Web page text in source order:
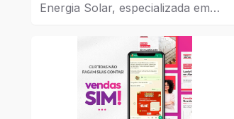
Impulsionar o Comércio da
Energia Solar, especializada em
com comércios da cidade.